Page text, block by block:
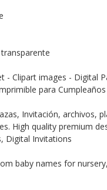
- Clipart images - Digital
para
Invitación, archivos,
High quality premium
Digital Invitations
baby names for